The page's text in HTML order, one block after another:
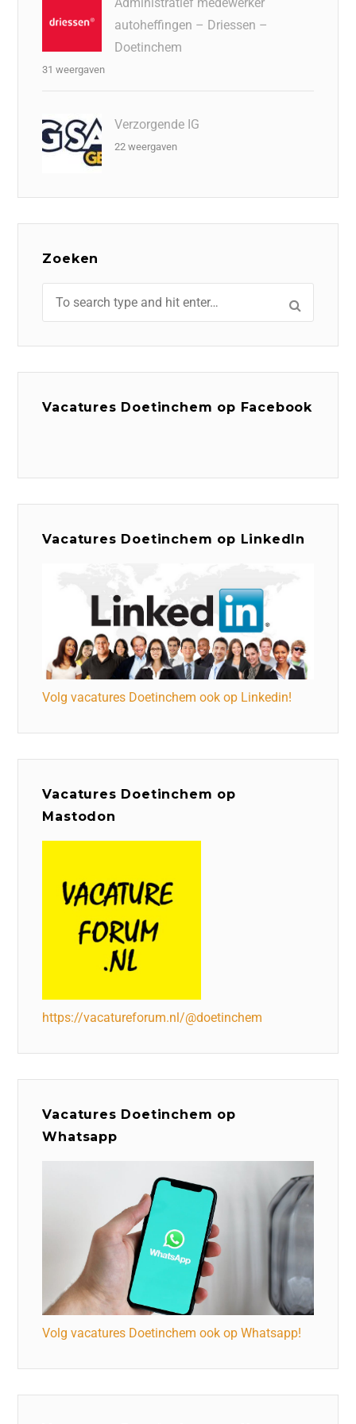
autoheffingen – Driessen –
Doetinchem
31 weergaven
Verzorgende IG
22 weergaven
Zoeken
Vacatures Doetinchem op Facebook
Vacatures Doetinchem op LinkedIn
Volg vacatures Doetinchem ook op Linkedin!
Vacatures Doetinchem op
Mastodon
https://vacatureforum.nl/@doetinchem
Vacatures Doetinchem op
Whatsapp
Volg vacatures Doetinchem ook op Whatsapp!